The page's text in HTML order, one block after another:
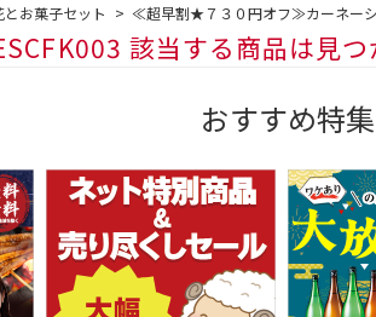
お菓子セット > ≪超早割★７３０円オフ≫カーネーシ
該当する商品は見つ
おすすめ特集